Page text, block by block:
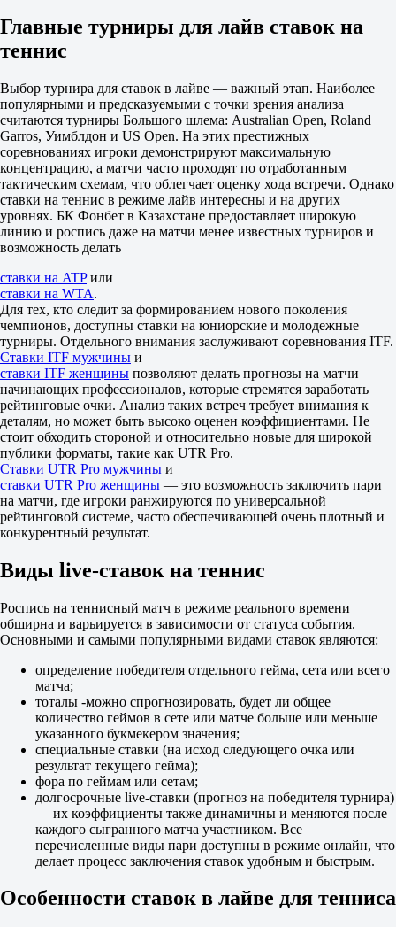
2
-5.5
1.90
1.80
Тотал
Б
М
19.5
1.80
1.90
Сеты
Ф1
Ф2
-1.5
2.45
Сеты
Б
М
2.5
2.90
1.33
World Tennis. Мужчины. Казахстан
1
2
Сорнлаксуп П
-
Грецкий И
Трансляция прервана
1.01
11.00
Фора
2
1.85
+7.5
1.85
16.5
Сеты
-1.5
2.5
5.60
Главные турниры для лайв ставок на
теннис
Выбор турнира для ставок в лайве — важный этап. Наиболее
популярными и предсказуемыми с точки зрения анализа
считаются турниры Большого шлема: Australian Open, Roland
Garros, Уимблдон и US Open. На этих престижных
соревнованиях игроки демонстрируют максимальную
концентрацию, а матчи часто проходят по отработанным
тактическим схемам, что облегчает оценку хода встречи. Однако
ставки на теннис в режиме лайв интересны и на других
уровнях. БК Фонбет в Казахстане предоставляет широкую
линию и роспись даже на матчи менее известных турниров и
возможность делать
ставки на ATPили
ставки на WTA.
Для тех, кто следит за формированием нового поколения
чемпионов, доступны ставки на юниорские и молодежные
турниры. Отдельного внимания заслуживают соревнования ITF.
Ставки ITF мужчины и
ставки ITF женщины позволяют делать прогнозы на матчи
начинающих профессионалов, которые стремятся заработать
рейтинговые очки. Анализ таких встреч требует внимания к
деталям, но может быть высоко оценен коэффициентами. Не
стоит обходить стороной и относительно новые для широкой
публики форматы, такие как UTR Pro.
Ставки UTR Pro мужчины и
ставки UTR Pro женщины — это возможность заключить пари
на матчи, где игроки ранжируются по универсальной
рейтинговой системе, часто обеспечивающей очень плотный и
конкурентный результат.
Виды live-ставок на теннис
Роспись на теннисный матч в режиме реального времени
обширна и варьируется в зависимости от статуса события.
Основными и самыми популярными видами ставок являются:
определение победителя отдельного гейма, сета или всего
матча;
тоталы -можно спрогнозировать, будет ли общее
количество геймов в сете или матче больше или меньше
указанного букмекером значения;
специальные ставки (на исход следующего очка или
результат текущего гейма);
фора по геймам или сетам;
долгосрочные live-ставки (прогноз на победителя турнира)
— их коэффициенты также динамичны и меняются после
каждого сыгранного матча участником. Все
перечисленные виды пари доступны в режиме онлайн, что
делает процесс заключения ставок удобным и быстрым.
Особенности ставок в лайве для тенниса